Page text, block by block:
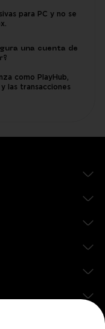
para PC y no se
una cuenta de
como PlayHub,
las transacciones